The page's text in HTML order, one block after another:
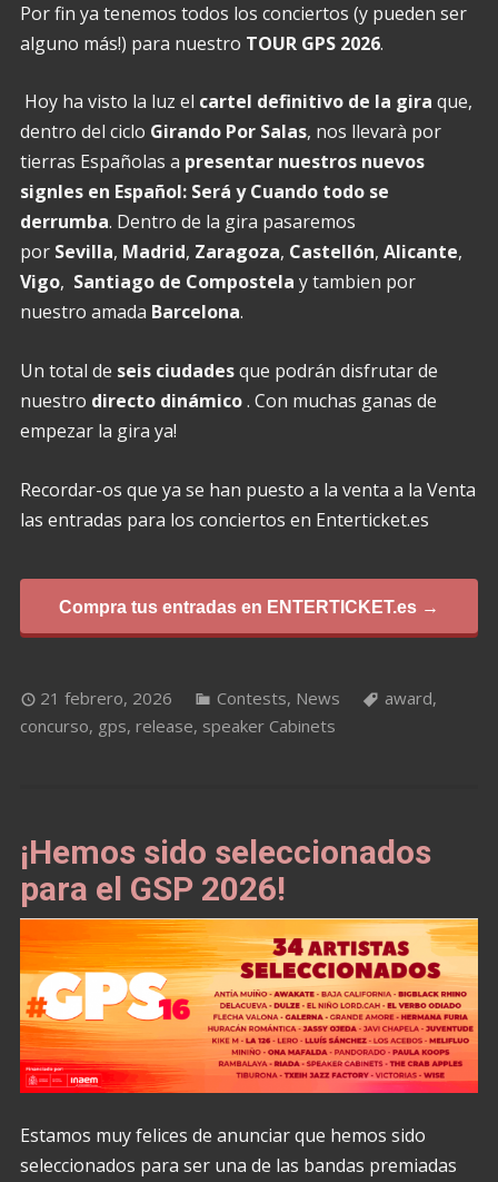
Por fin ya tenemos todos los conciertos (y pueden ser
alguno más!) para nuestro TOUR GPS 2026.
Hoy ha visto la luz el cartel definitivo de la gira que,
dentro del ciclo Girando Por Salas, nos llevarà por
tierras Españolas a presentar nuestros nuevos
signles en Español: Será y Cuando todo se
derrumba. Dentro de la gira pasaremos
por Sevilla, Madrid, Zaragoza, Castellón, Alicante,
Vigo, Santiago de Compostela y tambien por
nuestro amada Barcelona.
Un total de seis ciudadesque podrán disfrutar de
nuestro directo dinámico. Con muchas ganas de
empezar la gira ya!
Recordar-os que ya se han puesto a la venta a la Venta
las entradas para los conciertos en Enterticket.es
Compra tus entradas en ENTERTICKET.es →
21 febrero, 2026 Contests, News award,
concurso, gps, release, speaker Cabinets
¡Hemos sido seleccionados
para el GSP 2026!
Estamos muy felices de anunciar que hemos sido
seleccionados para ser una de las bandas premiadas